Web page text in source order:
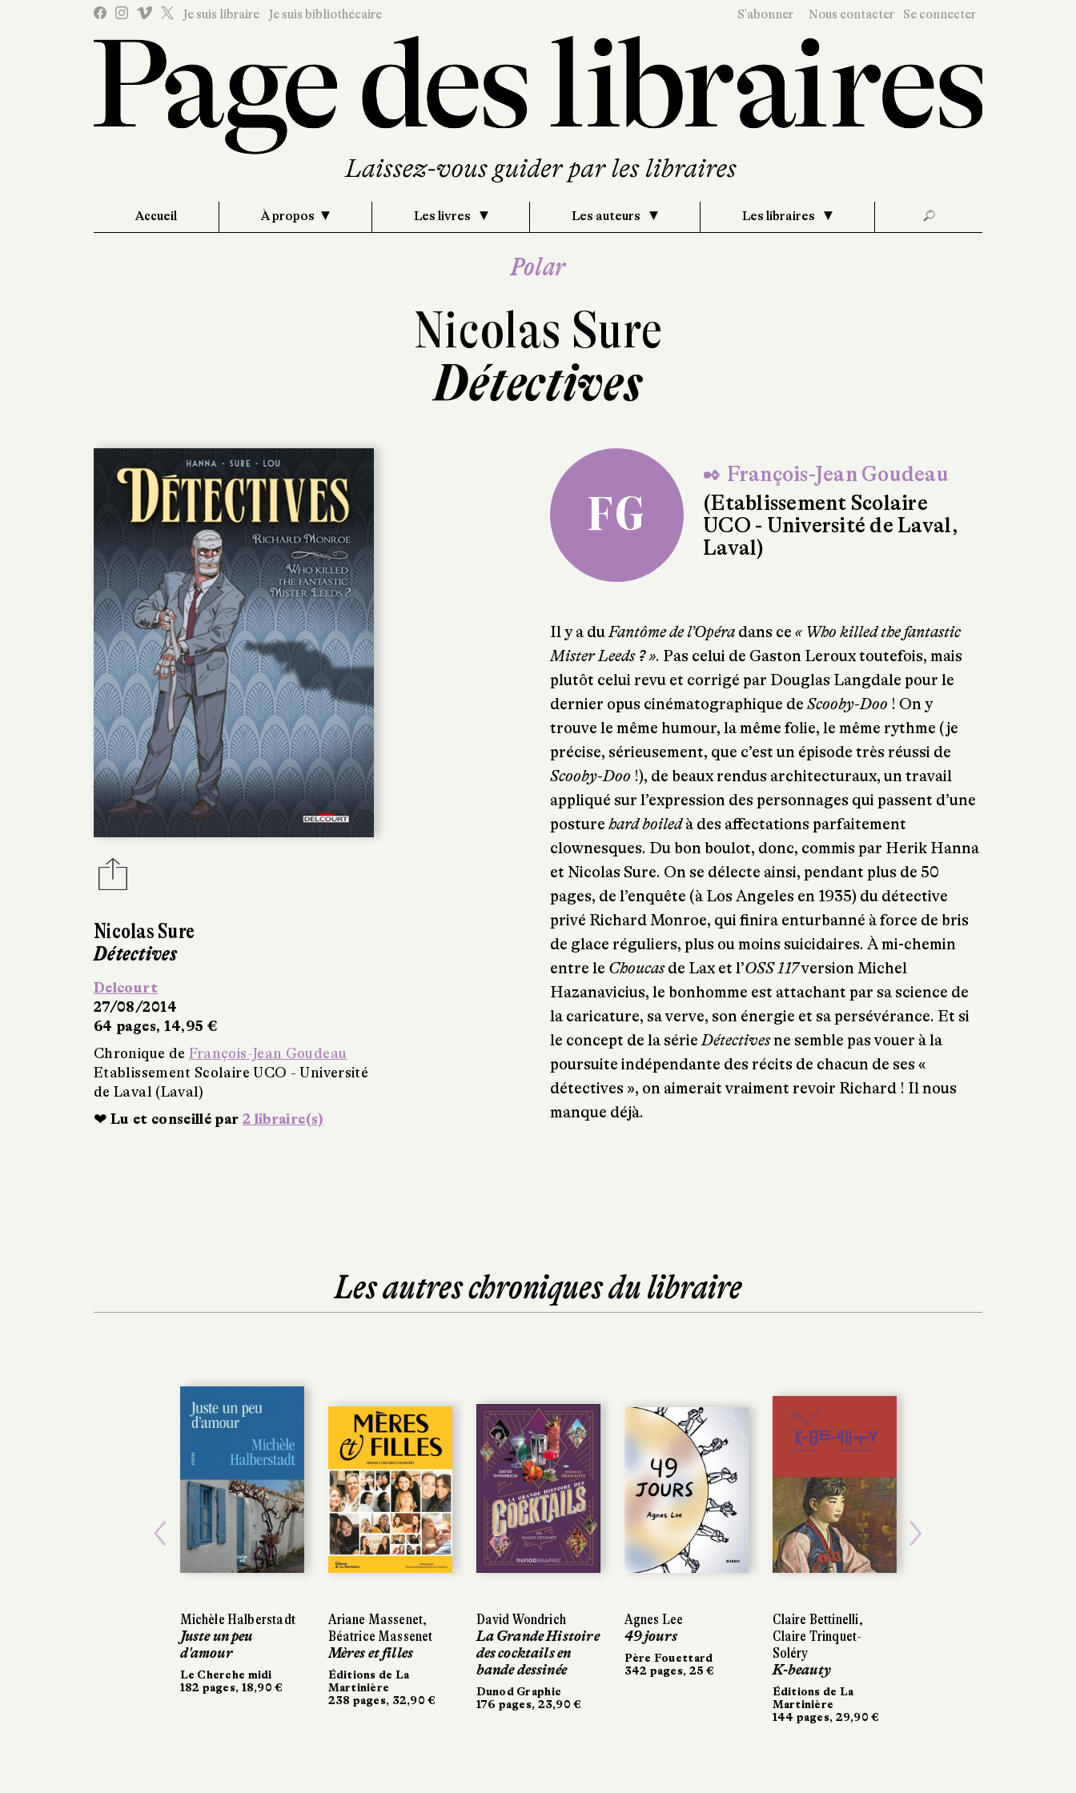
Je suis libraire Je suis bibliothécaire S'abonner Nous contacter Se connecter
Accueil À propos Les livres Les auteurs Les libraires 🔎
Polar
Nicolas Sure
Détectives
Nicolas Sure
Détectives
Delcourt
27/08/2014
64 pages, 14,95 €
Chronique de François-Jean Goudeau
Etablissement Scolaire UCO - Université
de Laval (Laval)
❤ Lu et conseillé par 2 libraire(s)
FG
✒ François-Jean Goudeau
(Etablissement Scolaire
UCO - Université de Laval,
Laval)
Il y a duFantôme de l’Opéra dans ce « Who killed the fantastic
Mister Leeds ? ». Pas celui de Gaston Leroux toutefois, mais
plutôt celui revu et corrigé par Douglas Langdale pour le
dernier opus cinématographique de Scooby-Doo ! On y
trouve le même humour, la même folie, le même rythme (je
précise, sérieusement, que c’est un épisode très réussi de
Scooby-Doo !), de beaux rendus architecturaux, un travail
appliqué sur l’expression des personnages qui passent d’une
posture hard boiledà des affectations parfaitement
clownesques. Du bon boulot, donc, commis par Herik Hanna
et Nicolas Sure. On se délecte ainsi, pendant plus de 50
pages, de l’enquête (à Los Angeles en 1935) du détective
privé Richard Monroe, qui finira enturbanné à force de bris
de glace réguliers, plus ou moins suicidaires. À mi-chemin
entre le Choucasde Lax et l’OSS 117version Michel
Hazanavicius, le bonhomme est attachant par sa science de
la caricature, sa verve, son énergie et sa persévérance. Et si
le concept de la sérieDétectivesne semble pas vouer à la
poursuite indépendante des récits de chacun de ses «
détectives », on aimerait vraiment revoir Richard ! Il nous
manque déjà.
Les autres chroniques du libraire
Michèle Halberstadt
Juste un peu
d'amour
Le Cherche midi
182 pages, 18,90 €
Ariane Massenet,
Béatrice Massenet
Mères et filles
Éditions de La
Martinière
238 pages, 32,90 €
David Wondrich
La Grande Histoire
des cocktails en
bande dessinée
Dunod Graphic
176 pages, 23,90 €
Agnes Lee
49 jours
Père Fouettard
342 pages, 25 €
Claire Bettinelli,
Claire Trinquet-
Soléry
K-beauty
Éditions de La
Martinière
144 pages, 29,90 €
Ariane Massenet,
Béatrice Massenet
Mères et filles
Éditions de La
Martinière
238 pages, 32,90 €
David Wondrich
La Grande Histoire
des cocktails en
bande dessinée
Dunod Graphic
176 pages, 23,90 €
Agnes Lee
49 jours
Père Fouettard
342 pages, 25 €
Claire Bettinelli,
Claire Trinquet-
Soléry
K-beauty
Éditions de La
Martinière
144 pages, 29,90 €
Previous